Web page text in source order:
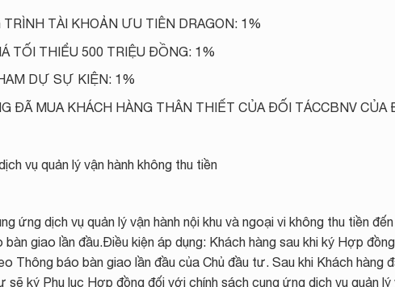
TÀI KHOẢN ƯU TIÊN DRAGON: 1%
TỐI THIỂU 500 TRIỆU ĐỒNG: 1%
DỰ SỰ KIỆN: 1%
ĐÃ MUA KHÁCH HÀNG THÂN THIẾT CỦA ĐỐI TÁCCBNV CỦA
vụ quản lý vận hành không thu tiền
ứng dịch vụ quản lý vận hành nội khu và ngoại vi không thu tiền
giao lần đầu.Điều kiện áp dụng: Khách hàng sau khi ký Hợp
Thông báo bàn giao lần đầu của Chủ đầu tư. Sau khi Khách hàng
sẽ ký Phụ lục Hợp đồng đối với chính sách cung ứng dịch vụ quản